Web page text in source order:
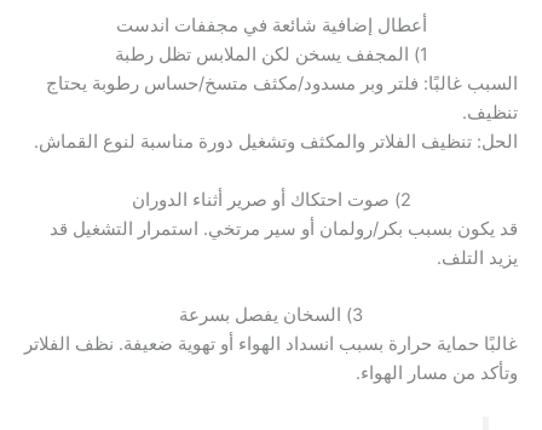
أعطال إضافية شائعة في مجففات اندست
1) المجفف يسخن لكن الملابس تظل رطبة
السبب غالبًا: فلتر وبر مسدود/مكثف متسخ/حساس رطوبة يحتاج
تنظيف.
الحل: تنظيف الفلاتر والمكثف وتشغيل دورة مناسبة لنوع القماش.
2) صوت احتكاك أو صرير أثناء الدوران
قد يكون بسبب بكر/رولمان أو سير مرتخي. استمرار التشغيل قد
يزيد التلف.
3) السخان يفصل بسرعة
غالبًا حماية حرارة بسبب انسداد الهواء أو تهوية ضعيفة. نظف الفلاتر
وتأكد من مسار الهواء.